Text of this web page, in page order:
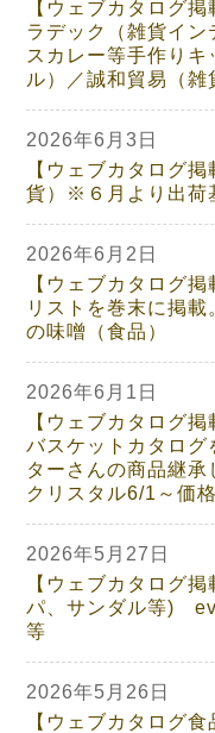
【ウェブカタログ
ラデック（雑貨イン
スカレー等手作り
ル）／誠和貿易（雑
2026年6月3日
【ウェブカタログ
貨）※６月より出荷
2026年6月2日
【ウェブカタログ
リストを巻末に掲
の味噌（食品）
2026年6月1日
【ウェブカタログ
バスケットカタログ
ターさんの商品継
クリスタル6/1～価
2026年5月27日
【ウェブカタログ
パ、サンダル等)
等
2026年5月26日
【ウェブカタログ